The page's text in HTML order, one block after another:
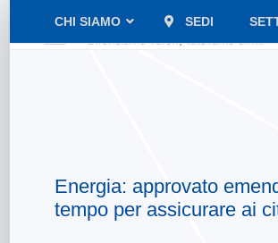
CHI SIAMO SEDI
Energia: approvato
tempo per assicurare ai